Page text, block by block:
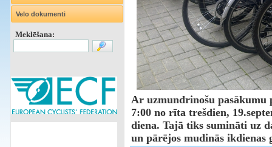
Velo dokumenti
Meklēšana:
Ar uzmundrinošu pasākumu
7:00 no rīta trešdien,
diena. Tajā tiks sumināti uz
un pārējos mudinās ikdienas